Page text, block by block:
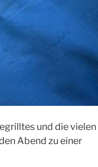
und die vielen
Abend zu einer